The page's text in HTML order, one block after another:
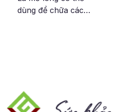
dùng để chữa các
tưởng và áp dụng vì nó
có tác dụng như một vị